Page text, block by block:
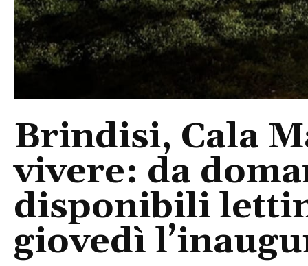
Brindisi, Cala
vivere: da
disponibili
giovedì